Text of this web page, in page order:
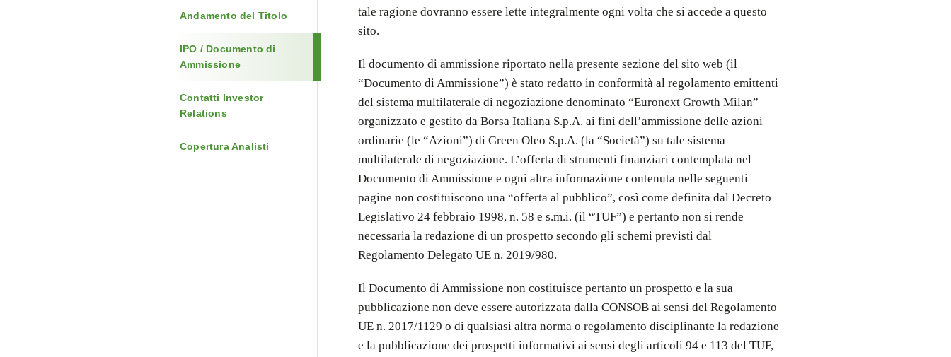
tale ragione dovranno essere lette integralmente ogni volta che si accede a questo
sito.
Il documento di ammissione riportato nella presente sezione del sito web (il
“Documento di Ammissione”) è stato redatto in conformità al regolamento emittenti
del sistema multilaterale di negoziazione denominato “Euronext Growth Milan”
organizzato e gestito da Borsa Italiana S.p.A. ai fini dell’ammissione delle azioni
ordinarie (le “Azioni”) di Green Oleo S.p.A. (la “Società”) su tale sistema
multilaterale di negoziazione. L’offerta di strumenti finanziari contemplata nel
Documento di Ammissione e ogni altra informazione contenuta nelle seguenti
pagine non costituiscono una “offerta al pubblico”, così come definita dal Decreto
Legislativo 24 febbraio 1998, n. 58 e s.m.i. (il “TUF”) e pertanto non si rende
necessaria la redazione di un prospetto secondo gli schemi previsti dal
Regolamento Delegato UE n. 2019/980.
Il Documento di Ammissione non costituisce pertanto un prospetto e la sua
pubblicazione non deve essere autorizzata dalla CONSOB ai sensi del Regolamento
UE n. 2017/1129 o di qualsiasi altra norma o regolamento disciplinante la redazione
e la pubblicazione dei prospetti informativi ai sensi degli articoli 94 e 113 del TUF,
Andamento del Titolo
IPO / Documento di
Ammissione
Contatti Investor
Relations
Copertura Analisti